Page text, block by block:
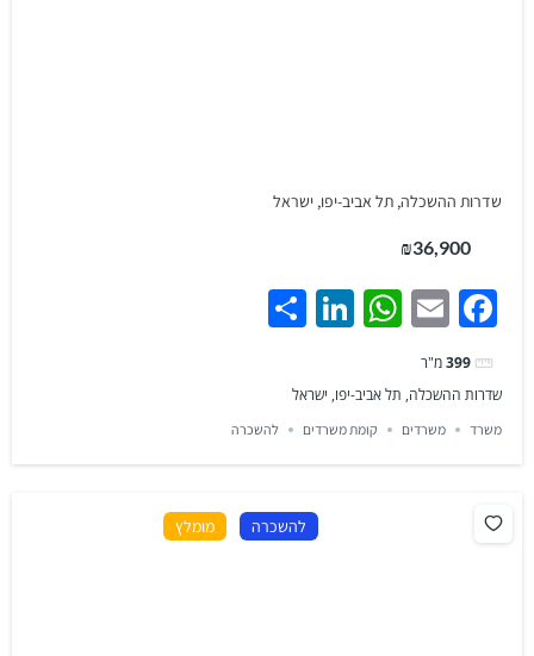
שדרות ההשכלה, תל אביב-יפו, ישראל
₪36,900
Facebook
Email
WhatsApp
LinkedIn
Share
399מ"ר
שדרות ההשכלה, תל אביב-יפו, ישראל
משרד משרדים קומת משרדים להשכרה
להשכרה מומלץ